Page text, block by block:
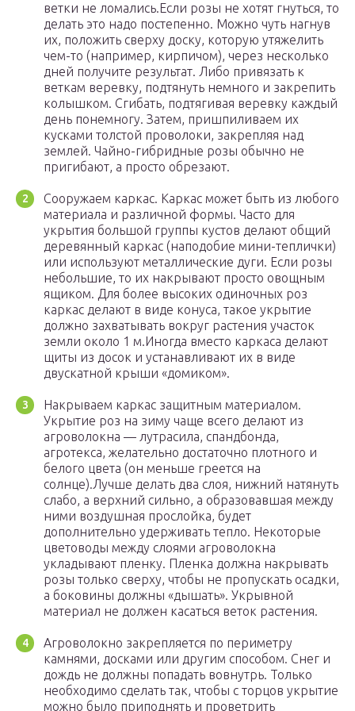
ветки не ломались.Если розы не хотят гнуться, то
делать это надо постепенно. Можно чуть нагнув
их, положить сверху доску, которую утяжелить
чем-то (например, кирпичом), через несколько
дней получите результат. Либо привязать к
веткам веревку, подтянуть немного и закрепить
колышком. Сгибать, подтягивая веревку каждый
день понемногу. Затем, пришпиливаем их
кусками толстой проволоки, закрепляя над
землей. Чайно-гибридные розы обычно не
пригибают, а просто обрезают.
Сооружаем каркас. Каркас может быть из любого
материала и различной формы. Часто для
укрытия большой группы кустов делают общий
деревянный каркас (наподобие мини-теплички)
или используют металлические дуги. Если розы
небольшие, то их накрывают просто овощным
ящиком. Для более высоких одиночных роз
каркас делают в виде конуса, такое укрытие
должно захватывать вокруг растения участок
земли около 1 м.Иногда вместо каркаса делают
щиты из досок и устанавливают их в виде
двускатной крыши «домиком».
Накрываем каркас защитным материалом.
Укрытие роз на зиму чаще всего делают из
агроволокна — лутрасила, спандбонда,
агротекса, желательно достаточно плотного и
белого цвета (он меньше греется на
солнце).Лучше делать два слоя, нижний натянуть
слабо, а верхний сильно, а образовавшая между
ними воздушная прослойка, будет
дополнительно удерживать тепло. Некоторые
цветоводы между слоями агроволокна
укладывают пленку. Пленка должна накрывать
розы только сверху, чтобы не пропускать осадки,
а боковины должны «дышать». Укрывной
материал не должен касаться веток растения.
Агроволокно закрепляется по периметру
камнями, досками или другим способом. Снег и
дождь не должны попадать вовнутрь. Только
необходимо сделать так, чтобы с торцов укрытие
можно было приподнять и проветрить